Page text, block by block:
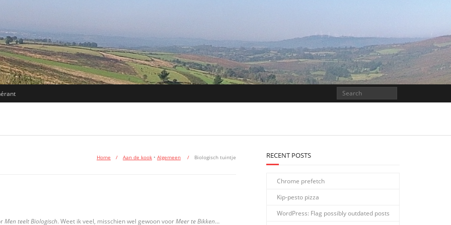
Home / Aan de kook • Algemeen / Biologisch tuintje
Men teelt Biologisch. Weet ik veel, misschien wel gewoon voorMeer te Bikken…
RECENT POSTS
Chrome prefetch
Kip-pesto pizza
WordPress: Flag possibly outdated posts